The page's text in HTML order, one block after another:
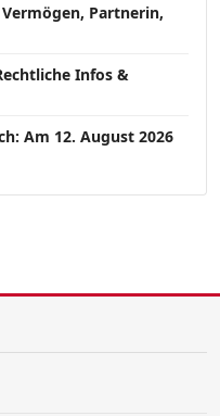
Partnerin,
Infos &
Am 12. August 2026